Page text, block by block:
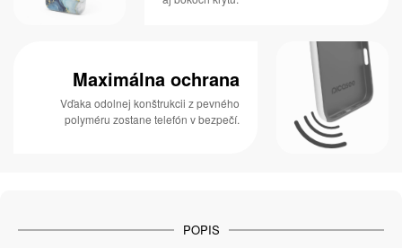
Maximálna ochrana
Vďaka odolnej konštrukcii z pevného
polyméru zostane telefón v bezpečí.
POPIS